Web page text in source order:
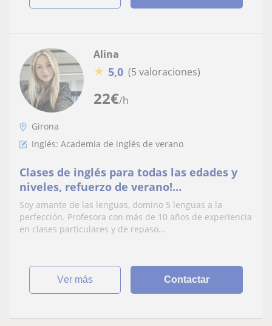
22€/h
Alina
★ 5,0 (5 valoraciones)
Girona
Inglés: Academia de inglés de verano
Clases de inglés para todas las edades y
niveles, refuerzo de verano!
Disponibilidad completa!
Soy amante de las lenguas, domino 5 lenguas a la
perfección. Profesora con más de 10 años de experiencia
en clases particulares y de repaso...
ver más Contactar